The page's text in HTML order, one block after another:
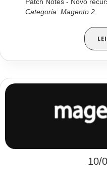
Categoria: Magento 2
10/